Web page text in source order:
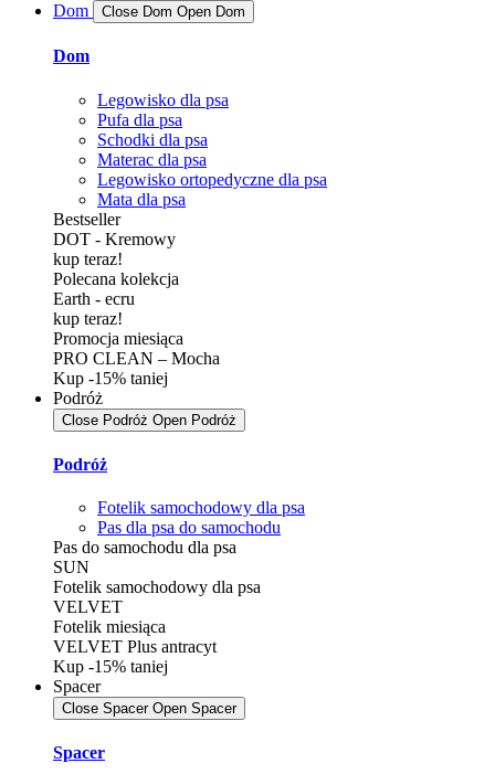
Dom
Close Dom Open Dom
Dom
Legowisko dla psa
Pufa dla psa
Schodki dla psa
Materac dla psa
Legowisko ortopedyczne dla psa
Mata dla psa
Bestseller
DOT - Kremowy
kup teraz!
Polecana kolekcja
Earth - ecru
kup teraz!
Promocja miesiąca
PRO CLEAN – Mocha
Kup -15% taniej
Podróż
Close Podróż Open Podróż
Podróż
Fotelik samochodowy dla psa
Pas dla psa do samochodu
Pas do samochodu dla psa
SUN
Fotelik samochodowy dla psa
VELVET
Fotelik miesiąca
VELVET Plus antracyt
Kup -15% taniej
Spacer
Close Spacer Open Spacer
Spacer